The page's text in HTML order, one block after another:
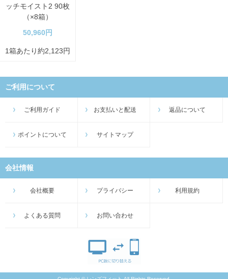
ッチモイスト2 90枚
（×8箱）
50,960円
1箱あたり約2,123円
ご利用について
ご利用ガイド お支払いと配送 返品について
ポイントについて サイトマップ
会社情報
会社概要 プライバシー 利用規約
よくある質問 お問い合わせ